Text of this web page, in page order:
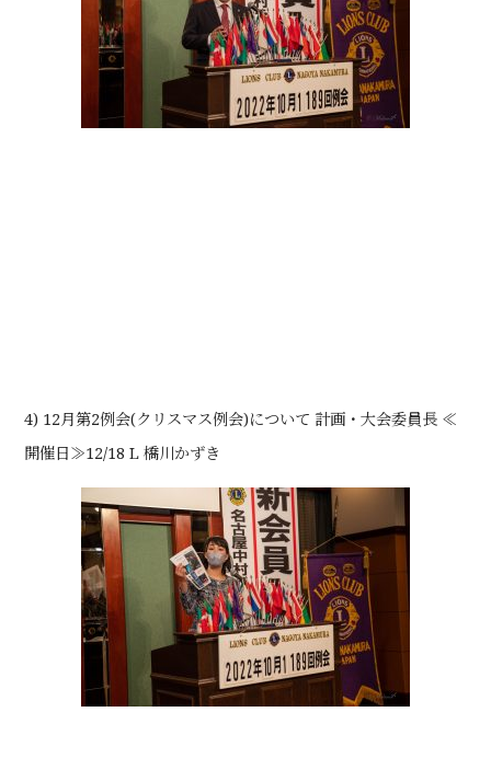
4) 12月第2例会(クリスマス例会)について 計画・大会委員長 ≪
開催日≫12/18 L 橋川かずき